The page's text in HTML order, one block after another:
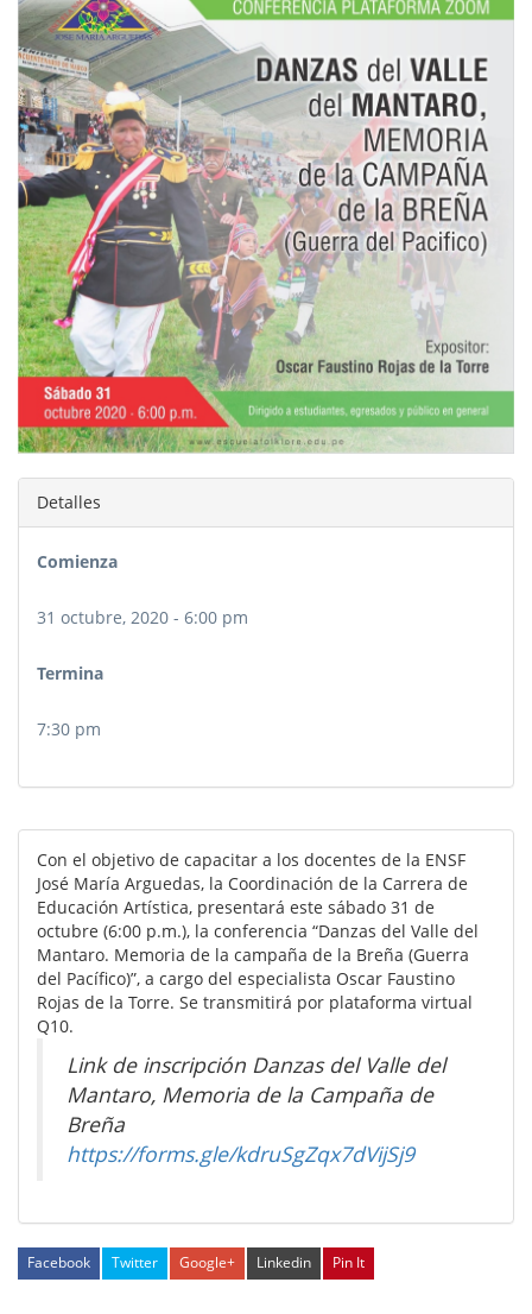
Detalles
Comienza
31 octubre, 2020 - 6:00 pm
Termina
7:30 pm
Con el objetivo de capacitar a los docentes de la ENSF
José María Arguedas, la Coordinación de la Carrera de
Educación Artística, presentará este sábado 31 de
octubre (6:00 p.m.), la conferencia “Danzas del Valle del
Mantaro. Memoria de la campaña de la Breña (Guerra
del Pacífico)”, a cargo del especialista Oscar Faustino
Rojas de la Torre. Se transmitirá por plataforma virtual
Q10.
Link de inscripción Danzas del Valle del
Mantaro, Memoria de la Campaña de
Breña
https://forms.gle/kdruSgZqx7dVijSj9
Facebook Twitter Google+ Linkedin Pin It